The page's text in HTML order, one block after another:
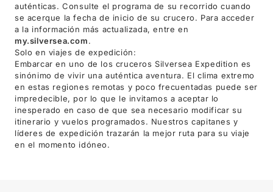
auténticas. Consulte el programa de su recorrido cuando
se acerque la fecha de inicio de su crucero. Para acceder
a la información más actualizada, entre en
my.silversea.com.
Solo en viajes de expedición:
Embarcar en uno de los cruceros Silversea Expedition es
sinónimo de vivir una auténtica aventura. El clima extremo
en estas regiones remotas y poco frecuentadas puede ser
impredecible, por lo que le invitamos a aceptar lo
inesperado en caso de que sea necesario modificar su
itinerario y vuelos programados. Nuestros capitanes y
líderes de expedición trazarán la mejor ruta para su viaje
en el momento idóneo.